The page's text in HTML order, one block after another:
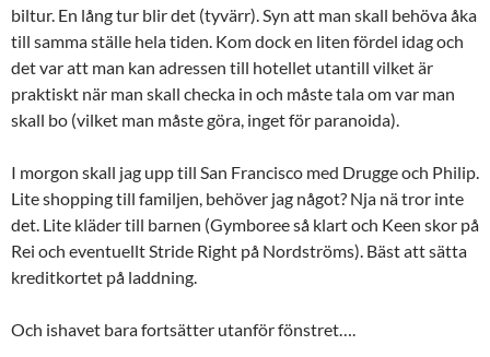
biltur. En lång tur blir det (tyvärr). Syn att man skall behöva åka
till samma ställe hela tiden. Kom dock en liten fördel idag och
det var att man kan adressen till hotellet utantill vilket är
praktiskt när man skall checka in och måste tala om var man
skall bo (vilket man måste göra, inget för paranoida).
I morgon skall jag upp till San Francisco med Drugge och Philip.
Lite shopping till familjen, behöver jag något? Nja nä tror inte
det. Lite kläder till barnen (Gymboree så klart och Keen skor på
Rei och eventuellt Stride Right på Nordströms). Bäst att sätta
kreditkortet på laddning.
Och ishavet bara fortsätter utanför fönstret….